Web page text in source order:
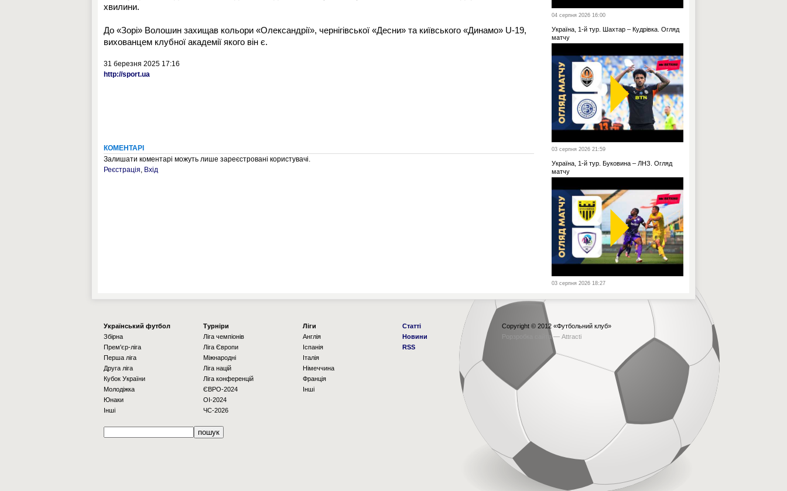
хвилини.
До «Зорі» Волошин захищав кольори «Олександрії», чернігівської «Десни» та київського «Динамо» U-19,
вихованцем клубної академії якого він є.
31 березня 2025 17:16
http://sport.ua
КОМЕНТАРІ
Залишати коментарі можуть лише зареєстровані користувачі.
Реєстрація, Вхід
04 серпня 2026 16:00
Україна, 1-й тур. Шахтар – Кудрівка. Огляд
матчу
03 серпня 2026 21:59
Україна, 1-й тур. Буковина – ЛНЗ. Огляд
матчу
03 серпня 2026 18:27
Українcький футбол
Збірна
Прем'єр-ліга
Перша ліга
Друга ліга
Кубок України
Молодіжка
Юнаки
Інші
Турніри
Ліга чемпіонів
Ліга Європи
Міжнародні
Ліга націй
Ліга конференцій
ЄВРО-2024
OI-2024
ЧС-2026
Ліги
Англія
Іспанія
Італія
Німеччина
Франція
Інші
Статті
Новини
RSS
Copyright © 2012 «Футбольний клуб»
Рорзробка сайта — Attracti